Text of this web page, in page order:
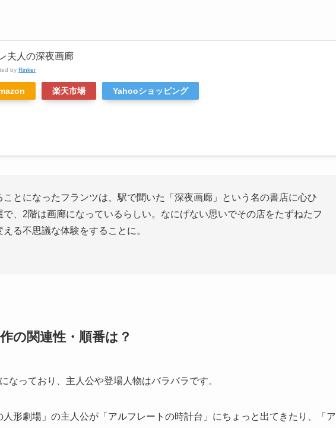
夫人の深夜画廊
by Rinker
楽天市場 Yahooショッピング
ことになったフランツは、駅で聞いた「深夜画廊」という名の書店に心ひ
、2階は画廊になっているらしい。なにげない思いでその店をたずねたフ
る不思議な体験をすることに。
の関連性・順番は？
なっており、主人公や登場人物はバラバラです。
形劇場」の主人公が「アルフレートの時計台」にちょっと出てきたり、「ア